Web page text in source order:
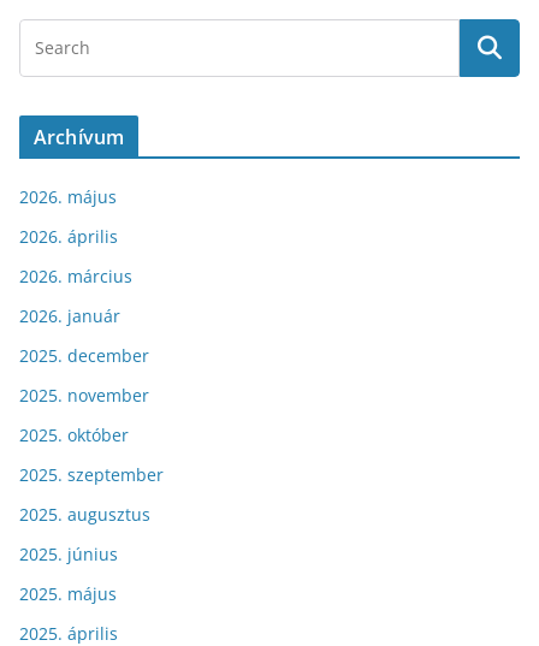
Archívum
2026. május
2026. április
2026. március
2026. január
2025. december
2025. november
2025. október
2025. szeptember
2025. augusztus
2025. június
2025. május
2025. április